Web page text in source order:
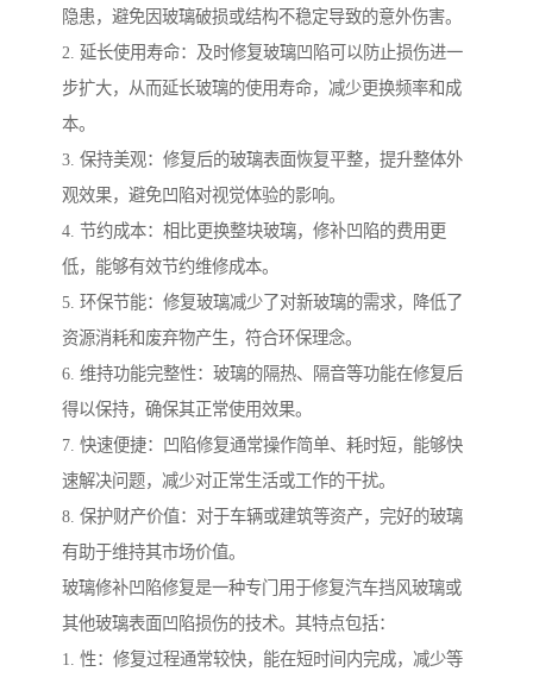
隐患，避免因玻璃破损或结构不稳定导致的意外伤害。
2. 延长使用寿命：及时修复玻璃凹陷可以防止损伤进一
步扩大，从而延长玻璃的使用寿命，减少更换频率和成
本。
3. 保持美观：修复后的玻璃表面恢复平整，提升整体外
观效果，避免凹陷对视觉体验的影响。
4. 节约成本：相比更换整块玻璃，修补凹陷的费用更
低，能够有效节约维修成本。
5. 环保节能：修复玻璃减少了对新玻璃的需求，降低了
资源消耗和废弃物产生，符合环保理念。
6. 维持功能完整性：玻璃的隔热、隔音等功能在修复后
得以保持，确保其正常使用效果。
7. 快速便捷：凹陷修复通常操作简单、耗时短，能够快
速解决问题，减少对正常生活或工作的干扰。
8. 保护财产价值：对于车辆或建筑等资产，完好的玻璃
有助于维持其市场价值。
玻璃修补凹陷修复是一种专门用于修复汽车挡风玻璃或
其他玻璃表面凹陷损伤的技术。其特点包括：
1. 性：修复过程通常较快，能在短时间内完成，减少等